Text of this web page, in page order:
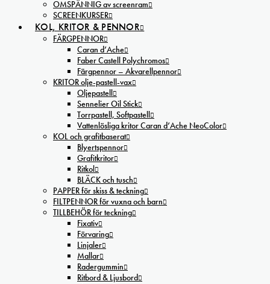
OMSPÄNNIG av screenram
SCREENKURSER
KOL, KRITOR & PENNOR
FÄRGPENNOR
Caran d’Ache
Faber Castell Polychromos
Färgpennor – Akvarellpennor
KRITOR olje-pastell-vax
Oljepastell
Sennelier Oil Stick
Torrpastell, Softpastell
Vattenlösliga kritor Caran d’Ache NeoColor
KOL och grafitbaserat
Blyertspennor
Grafitkritor
Ritkol
BLÄCK och tusch
PAPPER för skiss & teckning
FILTPENNOR för vuxna och barn
TILLBEHÖR för teckning
Fixativ
Förvaring
Linjaler
Mallar
Radergummin
Ritbord & Ljusbord